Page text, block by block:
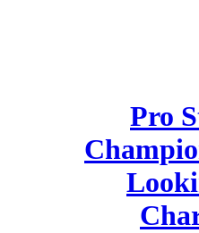
Pro